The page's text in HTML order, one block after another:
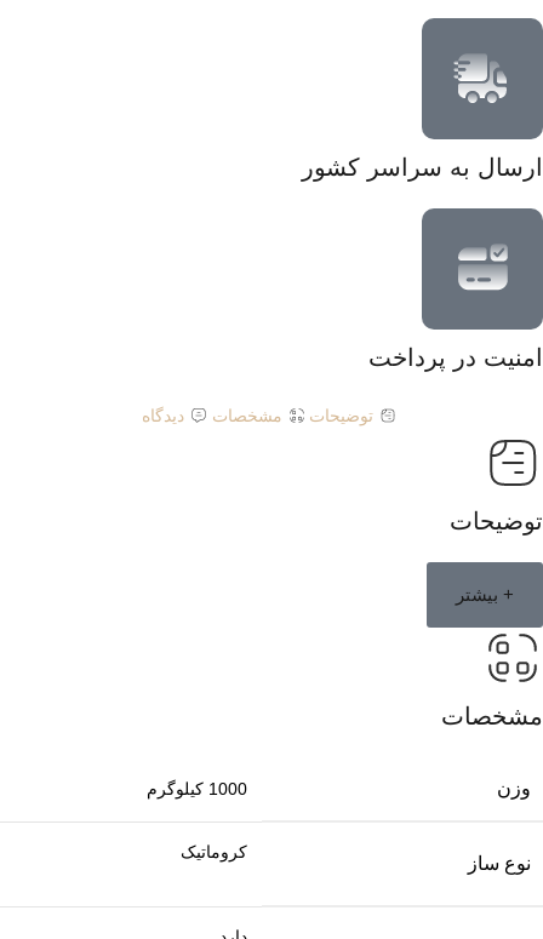
ارسال به سراسر کشور
امنیت در پرداخت
توضیحات مشخصات دیدگاه
توضیحات
+ بیشتر
مشخصات
وزن 1000 کیلوگرم
نوع ساز
کروماتیک